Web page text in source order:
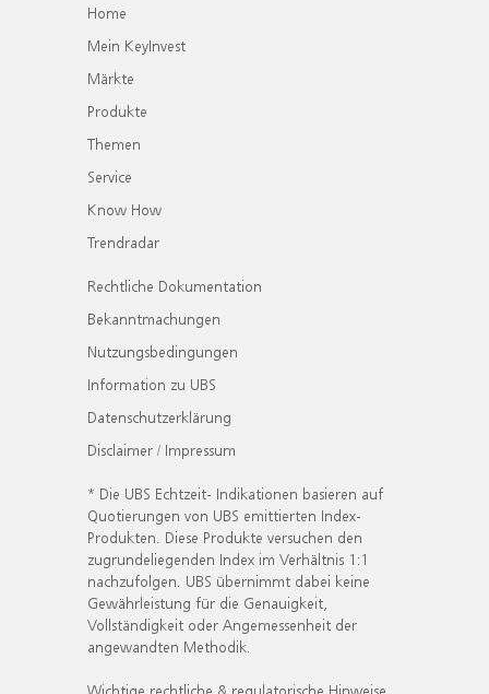
Home
Mein KeyInvest
Märkte
Produkte
Themen
Service
Know How
Trendradar
Rechtliche Dokumentation
Bekanntmachungen
Nutzungsbedingungen
Information zu UBS
Datenschutzerklärung
Disclaimer / Impressum
* Die UBS Echtzeit- Indikationen basieren auf
Quotierungen von UBS emittierten Index-
Produkten. Diese Produkte versuchen den
zugrundeliegenden Index im Verhältnis 1:1
nachzufolgen. UBS übernimmt dabei keine
Gewährleistung für die Genauigkeit,
Vollständigkeit oder Angemessenheit der
angewandten Methodik.